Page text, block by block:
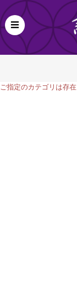
ご指定のカテゴリは存